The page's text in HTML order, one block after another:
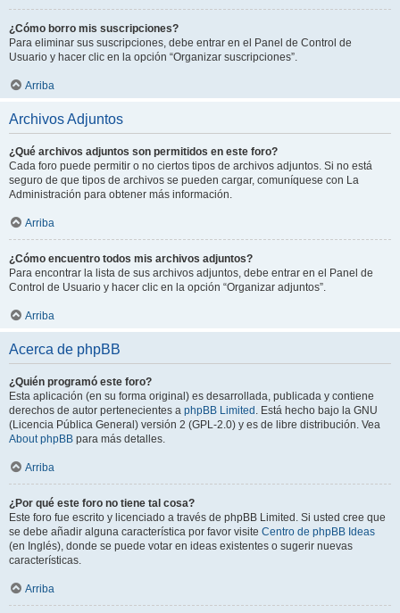
¿Cómo borro mis suscripciones?
Para eliminar sus suscripciones, debe entrar en el Panel de Control de
Usuario y hacer clic en la opción “Organizar suscripciones”.
Arriba
Archivos Adjuntos
¿Qué archivos adjuntos son permitidos en este foro?
Cada foro puede permitir o no ciertos tipos de archivos adjuntos. Si no está
seguro de que tipos de archivos se pueden cargar, comuníquese con La
Administración para obtener más información.
Arriba
¿Cómo encuentro todos mis archivos adjuntos?
Para encontrar la lista de sus archivos adjuntos, debe entrar en el Panel de
Control de Usuario y hacer clic en la opción “Organizar adjuntos”.
Arriba
Acerca de phpBB
¿Quién programó este foro?
Esta aplicación (en su forma original) es desarrollada, publicada y contiene
derechos de autor pertenecientes a phpBB Limited . Está hecho bajo la GNU
(Licencia Pública General) versión 2 (GPL-2.0) y es de libre distribución. Vea
About phpBB para más detalles.
Arriba
¿Por qué este foro no tiene tal cosa?
Este foro fue escrito y licenciado a través de phpBB Limited. Si usted cree que
se debe añadir alguna característica por favor visite Centro de phpBB Ideas
(en Inglés), donde se puede votar en ideas existentes o sugerir nuevas
características.
Arriba